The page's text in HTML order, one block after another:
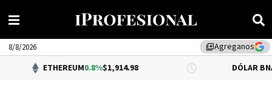
library_addAgreganos
8/8/2026
0.8%$1,914.98 DÓLAR BNA $1,520.00